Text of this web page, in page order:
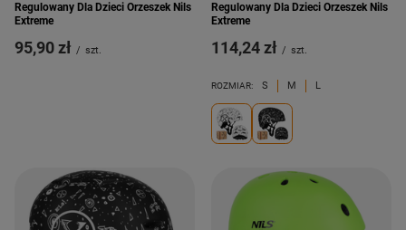
Regulowany Dla Dzieci Orzeszek Nils
Extreme
95,90 zł / szt.
Regulowany Dla Dzieci Orzeszek Nils
Extreme
114,24 zł / szt.
ROZMIAR: S M L